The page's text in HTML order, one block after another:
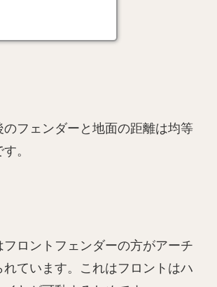
フェンダーと地面の距離は均等
。
フロントフェンダーの方がアーチ
ています。これはフロントはハ